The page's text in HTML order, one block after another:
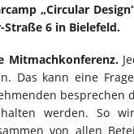
„Circular
Straße 6 in Bielefeld.
Mitmachkonferenz.
Das kann eine
besprechen
werden. So
von allen